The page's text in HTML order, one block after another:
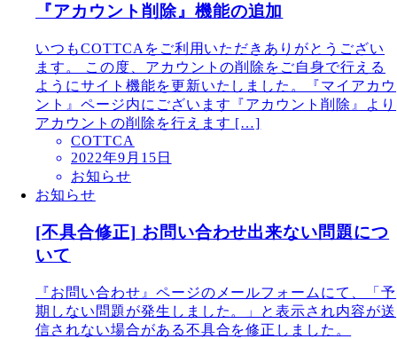
『アカウント削除』機能の追加
いつもCOTTCAをご利用いただきありがとうござい
ます。 この度、アカウントの削除をご自身で行える
ようにサイト機能を更新いたしました。『マイアカウ
ント』ページ内にございます『アカウント削除』より
アカウントの削除を行えます […]
COTTCA
2022年9月15日
お知らせ
お知らせ
[不具合修正] お問い合わせ出来ない問題につ
いて
『お問い合わせ』ページのメールフォームにて、「予
期しない問題が発生しました。」と表示され内容が送
信されない場合がある不具合を修正しました。